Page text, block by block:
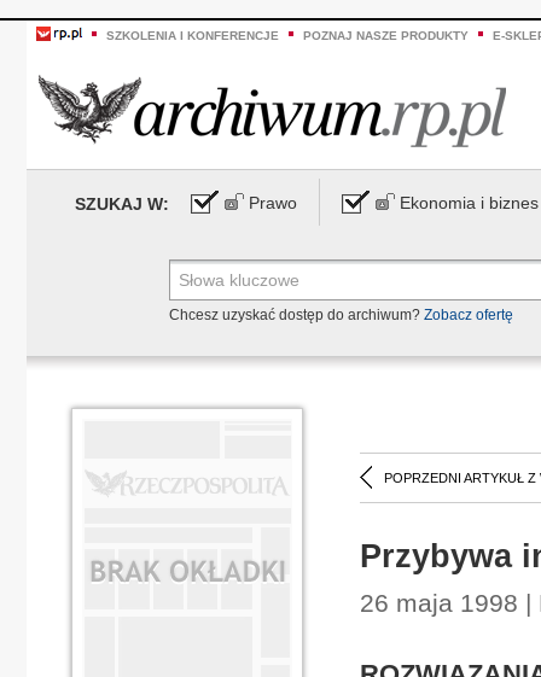
SZKOLENIA I KONFERENCJE POZNAJ NASZE PRODUKTY E-
SZUKAJ W: Prawo Ekonomia i biznes
Chcesz uzyskać dostęp do archiwum? Zobacz ofertę
POPRZEDNI ARTYKUŁ Z
Przybywa
26 maja 1998 |